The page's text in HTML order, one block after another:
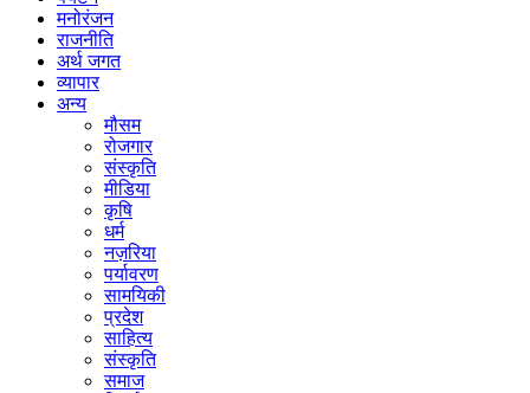
मनोरंजन
राजनीति
अर्थ जगत
व्यापार
अन्य
मौसम
रोजगार
संस्कृति
मीडिया
कृषि
धर्म
नज़रिया
पर्यावरण
सामयिकी
प्रदेश
साहित्य
संस्कृति
समाज